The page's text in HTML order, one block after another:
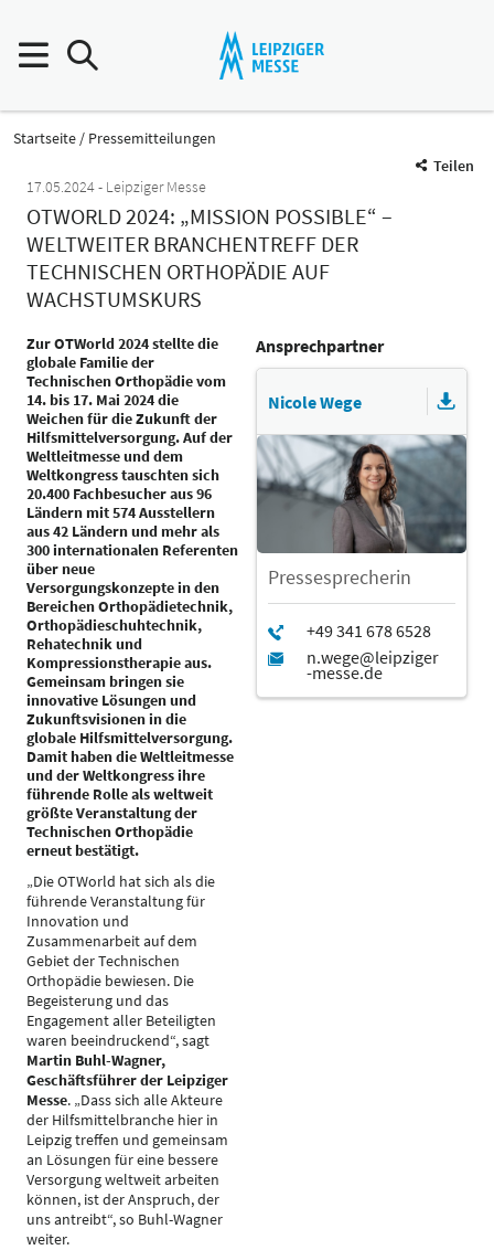
Startseite
Pressemitteilungen
Teilen
17.05.2024
Leipziger Messe
OTWORLD 2024: „MISSION POSSIBLE“ –
WELTWEITER BRANCHENTREFF DER
TECHNISCHEN ORTHOPÄDIE AUF
WACHSTUMSKURS
Zur OTWorld 2024 stellte die
globale Familie der
Technischen Orthopädie vom
14. bis 17. Mai 2024 die
Weichen für die Zukunft der
Hilfsmittelversorgung. Auf der
Weltleitmesse und dem
Weltkongress tauschten sich
20.400 Fachbesucher aus 96
Ländern mit 574 Ausstellern
aus 42 Ländern und mehr als
300 internationalen Referenten
über neue
Versorgungskonzepte in den
Bereichen Orthopädietechnik,
Orthopädieschuhtechnik,
Rehatechnik und
Kompressionstherapie aus.
Gemeinsam bringen sie
innovative Lösungen und
Zukunftsvisionen in die
globale Hilfsmittelversorgung.
Damit haben die Weltleitmesse
und der Weltkongress ihre
führende Rolle als weltweit
größte Veranstaltung der
Technischen Orthopädie
erneut bestätigt.
„Die OTWorld hat sich als die
führende Veranstaltung für
Innovation und
Zusammenarbeit auf dem
Gebiet der Technischen
Orthopädie bewiesen. Die
Begeisterung und das
Engagement aller Beteiligten
waren beeindruckend“, sagt
Martin Buhl-Wagner,
Geschäftsführer der Leipziger
Messe. „Dass sich alle Akteure
der Hilfsmittelbranche hier in
Leipzig treffen und gemeinsam
an Lösungen für eine bessere
Versorgung weltweit arbeiten
können, ist der Anspruch, der
uns antreibt“, so Buhl-Wagner
weiter.
Ansprechpartner
Nicole Wege
Pressesprecherin